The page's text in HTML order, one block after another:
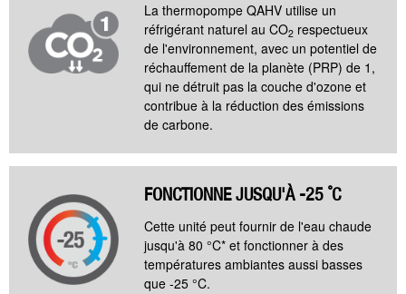
La thermopompe QAHV utilise un
réfrigérant naturel au CO2 respectueux
de l'environnement, avec un potentiel de
réchauffement de la planète (PRP) de 1,
qui ne détruit pas la couche d'ozone et
contribue à la réduction des émissions
de carbone.
FONCTIONNE JUSQU'À -25 ˚C
Cette unité peut fournir de l'eau chaude
jusqu'à 80 °C* et fonctionner à des
températures ambiantes aussi basses
que -25 °C.